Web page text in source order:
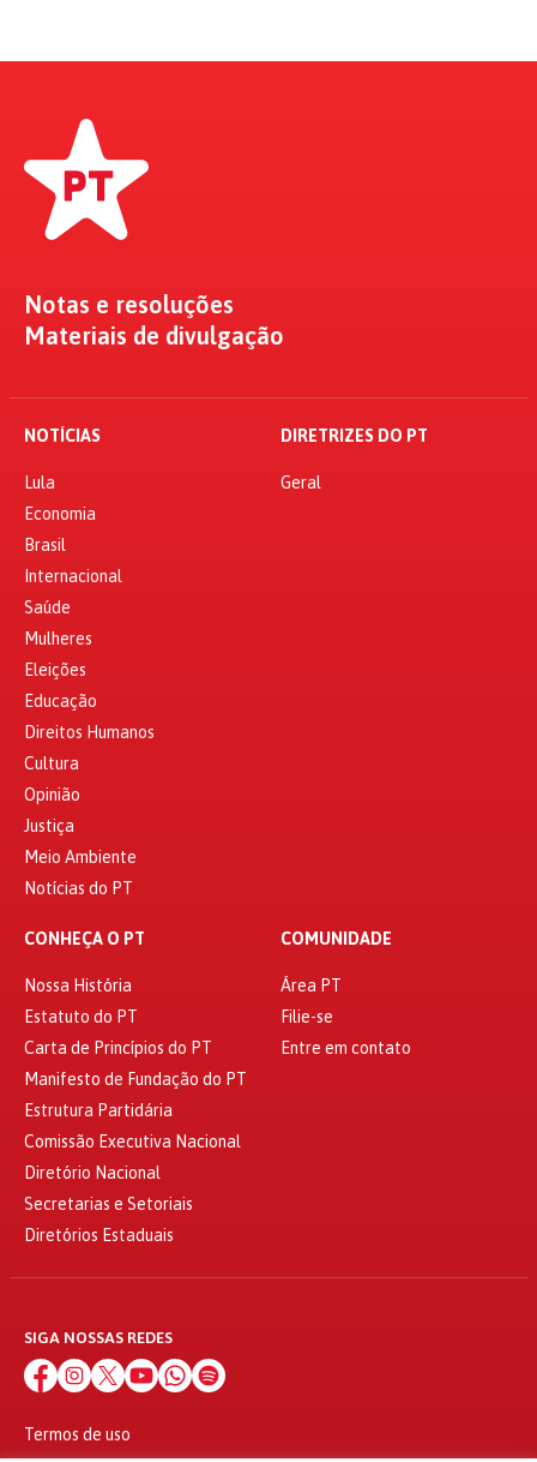
Notas e resoluções
Materiais de divulgação
NOTÍCIAS
Lula
Economia
Brasil
Internacional
Saúde
Mulheres
Eleições
Educação
Direitos Humanos
Cultura
Opinião
Justiça
Meio Ambiente
Notícias do PT
DIRETRIZES DO PT
Geral
CONHEÇA O PT
Nossa História
Estatuto do PT
Carta de Princípios do PT
Manifesto de Fundação do PT
Estrutura Partidária
Comissão Executiva Nacional
Diretório Nacional
Secretarias e Setoriais
Diretórios Estaduais
COMUNIDADE
Área PT
Filie-se
Entre em contato
SIGA NOSSAS REDES
Termos de uso